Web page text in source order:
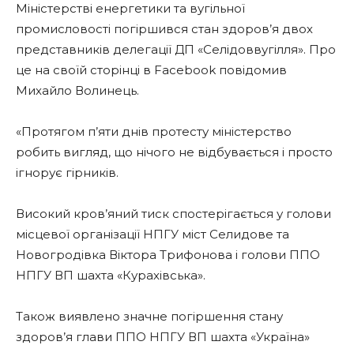
Міністерстві енергетики та вугільної
промисловості погіршився стан здоров’я двох
представників делегації ДП «Селідоввугілля». Про
це на своїй сторінці в Facebook повідомив
Михайло Волинець.
«Протягом п’яти днів протесту міністерство
робить вигляд, що нічого не відбувається і просто
ігнорує гірників.
Високий кров’яний тиск спостерігається у голови
місцевої організації НПГУ міст Селидове та
Новогродівка Віктора Трифонова і голови ППО
НПГУ ВП шахта «Курахівська».
Також виявлено значне погіршення стану
здоров’я глави ППО НПГУ ВП шахта «Україна»